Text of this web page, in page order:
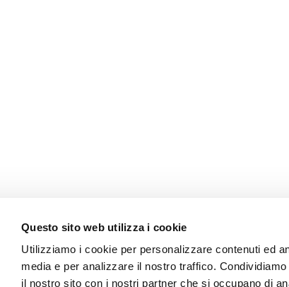
Questo sito web utilizza i cookie
Utilizziamo i cookie per personalizzare contenuti ed
media e per analizzare il nostro traffico.
il nostro sito con i nostri partner che si occupano di